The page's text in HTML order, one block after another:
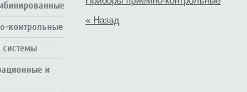
« Назад
контрольные
и